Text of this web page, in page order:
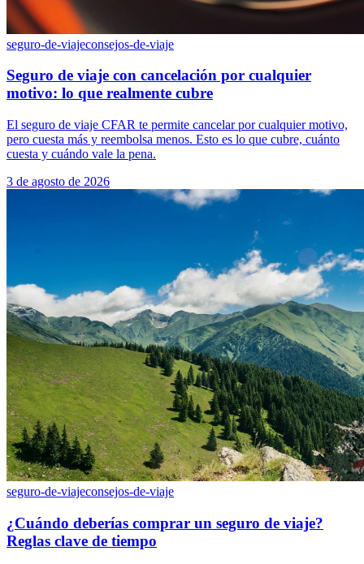
seguro-de-viajeconsejos-de-viaje
Seguro de viaje con cancelación por cualquier
motivo: lo que realmente cubre
El seguro de viaje CFAR te permite cancelar por cualquier motivo,
pero cuesta más y reembolsa menos. Esto es lo que cubre, cuánto
cuesta y cuándo vale la pena.
3 de agosto de 2026
seguro-de-viajeconsejos-de-viaje
¿Cuándo deberías comprar un seguro de viaje?
Reglas clave de tiempo